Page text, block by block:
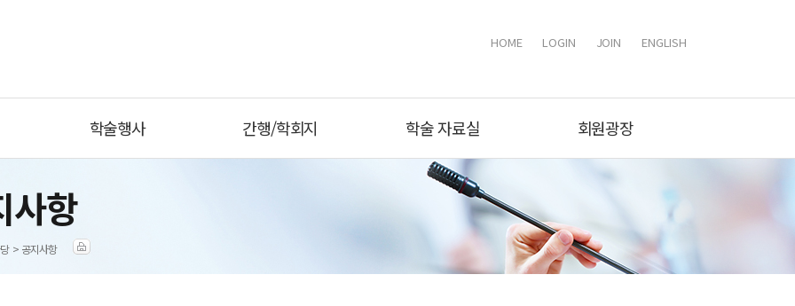
HOME LOGIN JOIN ENGLISH
학술행사 간행/학회지 학술 자료실 회원광장
사항
> 공지사항